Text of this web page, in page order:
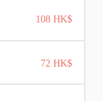
108 HK$
72 HK$